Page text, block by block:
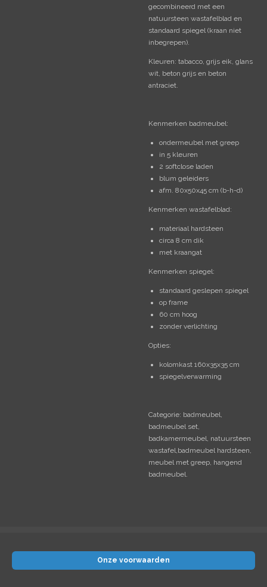
gecombineerd met een
natuursteen wastafelblad en
standaard spiegel (kraan niet
inbegrepen).
Kleuren: tabacco, grijs eik, glans
wit, beton grijs en beton
antraciet.
Kenmerken badmeubel:
ondermeubel met greep
in 5 kleuren
2 softclose laden
blum geleiders
afm. 80x50x45 cm (b-h-d)
Kenmerken wastafelblad:
materiaal hardsteen
circa 8 cm dik
met kraangat
Kenmerken spiegel:
standaard geslepen spiegel
op frame
60 cm hoog
zonder verlichting
Opties:
kolomkast 160x35x35 cm
spiegelverwarming
Categorie: badmeubel,
badmeubel set,
badkamermeubel, natuursteen
wastafel,badmeubel hardsteen,
meubel met greep, hangend
badmeubel.
Onze voorwaarden